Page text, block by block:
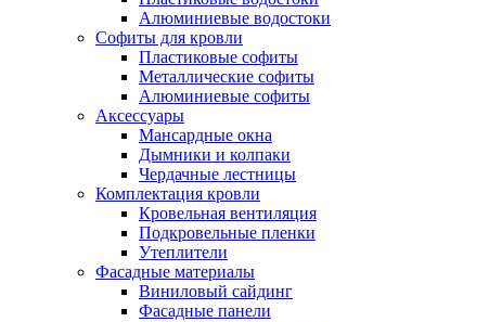
Алюминиевые водостоки
Софиты для кровли
Пластиковые софиты
Металлические софиты
Алюминиевые софиты
Аксессуары
Мансардные окна
Дымники и колпаки
Чердачные лестницы
Комплектация кровли
Кровельная вентиляция
Подкровельные пленки
Утеплители
Фасадные материалы
Виниловый сайдинг
Фасадные панели